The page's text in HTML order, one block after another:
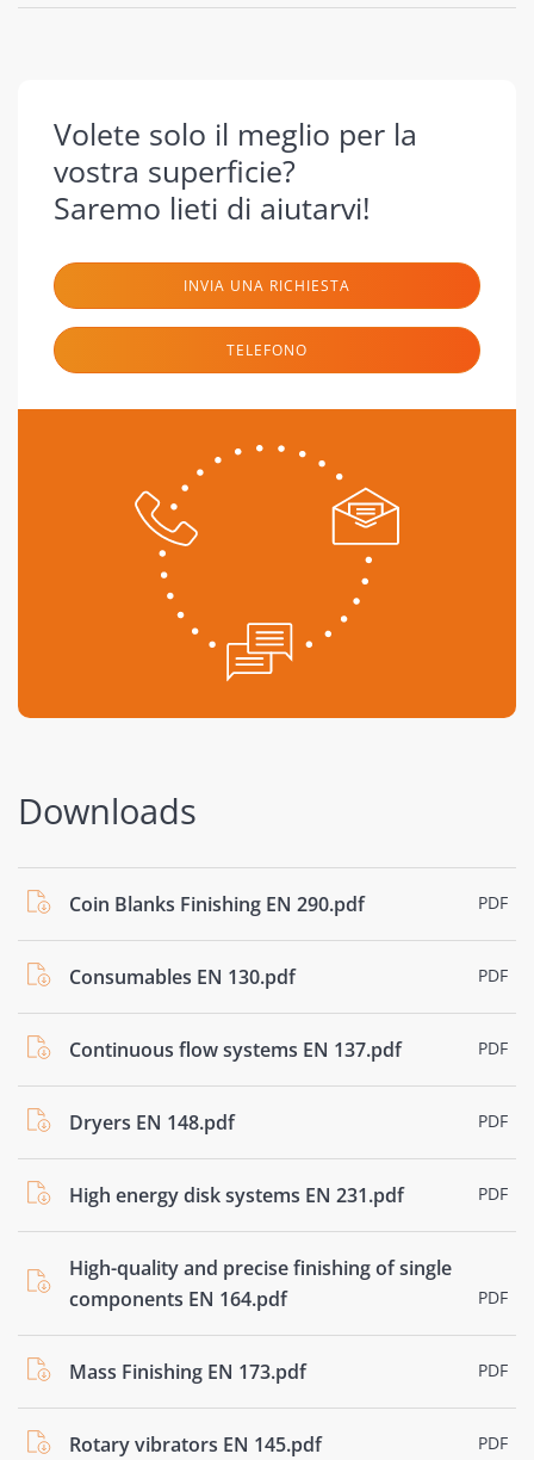
Volete solo il meglio per la
vostra superficie?
Saremo lieti di aiutarvi!
INVIA UNA RICHIESTA
TELEFONO
Downloads
Coin Blanks Finishing EN 290.pdf PDF
Consumables EN 130.pdf PDF
Continuous flow systems EN 137.pdf PDF
Dryers EN 148.pdf PDF
High energy disk systems EN 231.pdf PDF
High-quality and precise finishing of single
components EN 164.pdf
PDF
Mass Finishing EN 173.pdf PDF
Rotary vibrators EN 145.pdf PDF